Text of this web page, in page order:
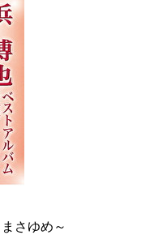
さゆめ～